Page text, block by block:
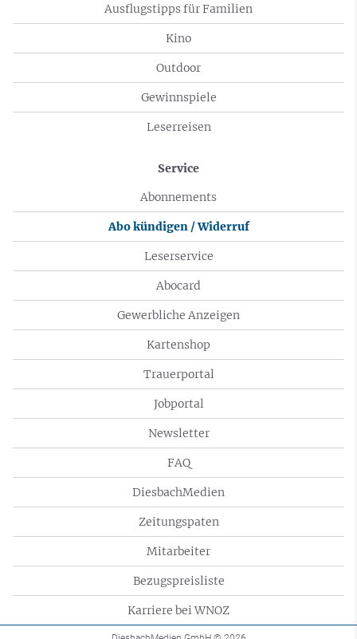
Ausflugstipps für Familien
Kino
Outdoor
Gewinnspiele
Leserreisen
Service
Abonnements
Abo kündigen / Widerruf
Leserservice
Abocard
Gewerbliche Anzeigen
Kartenshop
Trauerportal
Jobportal
Newsletter
FAQ
DiesbachMedien
Zeitungspaten
Mitarbeiter
Bezugspreisliste
Karriere bei WNOZ